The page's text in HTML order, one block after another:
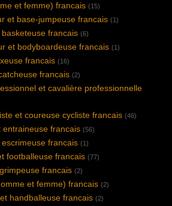
et femme) francais (15)
et base-jumpeuse francais (1)
francais (6)
et bodyboardeuse francais (1)
francais (16)
francais (2)
et cavalière professionnelle
et coureuse cycliste francais (46)
entraineuse francais (56)
francais (1)
footballeuse francais (77)
francais (2)
et femme) francais (2)
handballeuse francais (2)